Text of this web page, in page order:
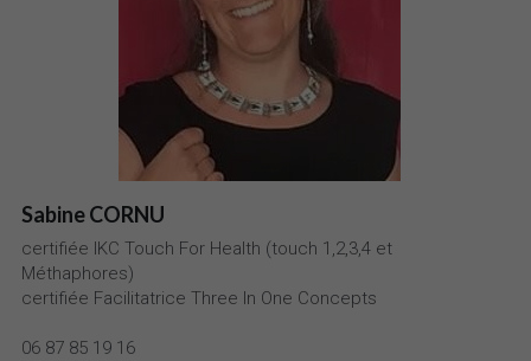
Sabine CORNU
certifiée IKC Touch For Health (touch 1,2,3,4 et
Méthaphores)
certifiée Facilitatrice Three In One Concepts
06 87 85 19 16